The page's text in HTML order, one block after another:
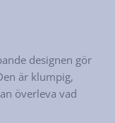
designen gör
är klumpig,
överleva vad